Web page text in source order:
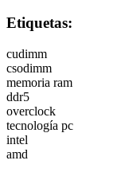
Etiquetas:
cudimm
csodimm
memoria ram
ddr5
overclock
tecnología pc
intel
amd